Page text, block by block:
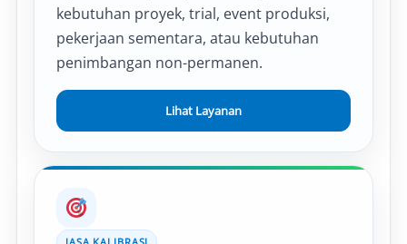
kebutuhan proyek, trial, event produksi,
pekerjaan sementara, atau kebutuhan
penimbangan non-permanen.
Lihat Layanan